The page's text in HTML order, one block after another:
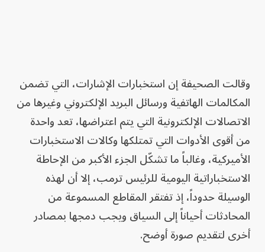
وقالت الصحيفة إن استخبارات الإشارات، التي تضمن
المكالمات الهاتفية ورسائل البريد الإلكتروني وغيرها من
الاتصالات الإلكترونية التي يتم اعتراضها، تعد واحدة
من أقوى الأدوات التي تمتلكها وكالات الاستخبارات
الأميركية، وغالباً ما تشكّل الجزء الأكبر من الإحاطة
الاستخباراتية اليومية للرئيس ترمب، إلا أن لهذه
الوسيلة حدوداً، إذ تفتقر المقاطع المسموعة من
المحادثات أحياناً إلى السياق ويجب دمجها بمصادر
أخرى لتقديم صورة أوضح.